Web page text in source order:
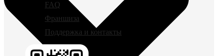
FAQ
Франшиза
Поддержка и контакты